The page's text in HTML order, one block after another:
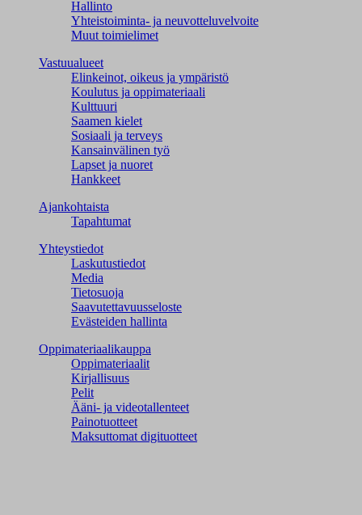
Hallinto
Yhteistoiminta- ja neuvotteluvelvoite
Muut toimielimet
Vastuualueet
Elinkeinot, oikeus ja ympäristö
Koulutus ja oppimateriaali
Kulttuuri
Saamen kielet
Sosiaali ja terveys
Kansainvälinen työ
Lapset ja nuoret
Hankkeet
Ajankohtaista
Tapahtumat
Yhteystiedot
Laskutustiedot
Media
Tietosuoja
Saavutettavuusseloste
Evästeiden hallinta
Oppimateriaalikauppa
Oppimateriaalit
Kirjallisuus
Pelit
Ääni- ja videotallenteet
Painotuotteet
Maksuttomat digituotteet